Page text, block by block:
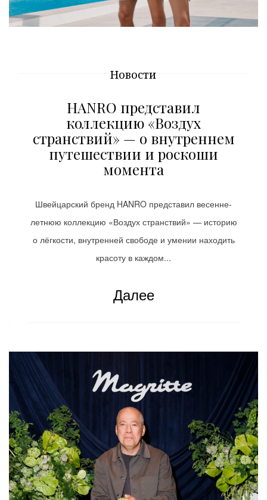
Новости
HANRO представил
коллекцию «Воздух
странствий» — о внутреннем
путешествии и роскоши
момента
Швейцарский бренд HANRO представил весенне-
летнюю коллекцию «Воздух странствий» — историю
о лёгкости, внутренней свободе и умении находить
красоту в каждом...
Далее